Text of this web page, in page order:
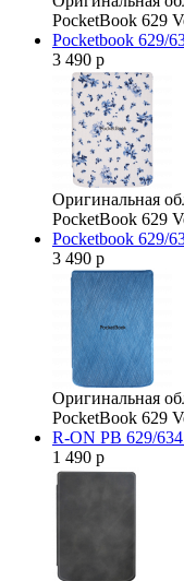
PocketBook 629
Pocketbook 629/
3 490 р
Оригинальная
PocketBook 629
Pocketbook 629/
3 490 р
Оригинальная
PocketBook 629
R-ON PB 629/
1 490 р